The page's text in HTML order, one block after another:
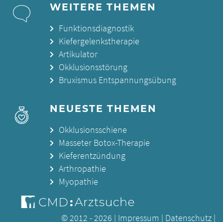
WEITERE THEMEN
Funktionsdiagnostik
Kiefergelenkstherapie
Artikulator
Okklusionsstörung
Bruxismus Entspannungsübung
NEUESTE THEMEN
Okklusionsschiene
Masseter Botox-Therapie
Kieferentzündung
Arthropathie
Myopathie
© 2012 - 2026 | Impressum | Datenschutz |